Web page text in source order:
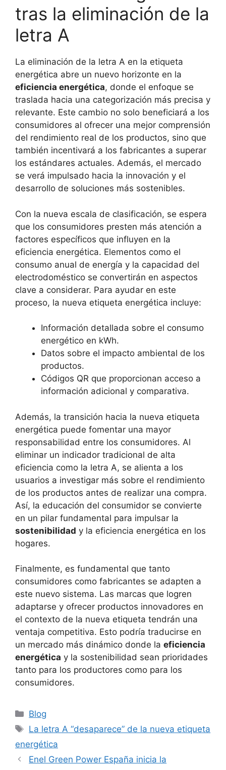
tras la eliminación de la
letra A
La eliminación de la letra A en la etiqueta
energética abre un nuevo horizonte en la
eficiencia energética, donde el enfoque se
traslada hacia una categorización más precisa y
relevante. Este cambio no solo beneficiará a los
consumidores al ofrecer una mejor comprensión
del rendimiento real de los productos, sino que
también incentivará a los fabricantes a superar
los estándares actuales. Además, el mercado
se verá impulsado hacia la innovación y el
desarrollo de soluciones más sostenibles.
Con la nueva escala de clasificación, se espera
que los consumidores presten más atención a
factores específicos que influyen en la
eficiencia energética. Elementos como el
consumo anual de energía y la capacidad del
electrodoméstico se convertirán en aspectos
clave a considerar. Para ayudar en este
proceso, la nueva etiqueta energética incluye:
Información detallada sobre el consumo
energético en kWh.
Datos sobre el impacto ambiental de los
productos.
Códigos QR que proporcionan acceso a
información adicional y comparativa.
Además, la transición hacia la nueva etiqueta
energética puede fomentar una mayor
responsabilidad entre los consumidores. Al
eliminar un indicador tradicional de alta
eficiencia como la letra A, se alienta a los
usuarios a investigar más sobre el rendimiento
de los productos antes de realizar una compra.
Así, la educación del consumidor se convierte
en un pilar fundamental para impulsar la
sostenibilidad y la eficiencia energética en los
hogares.
Finalmente, es fundamental que tanto
consumidores como fabricantes se adapten a
este nuevo sistema. Las marcas que logren
adaptarse y ofrecer productos innovadores en
el contexto de la nueva etiqueta tendrán una
ventaja competitiva. Esto podría traducirse en
un mercado más dinámico donde la eficiencia
energética y la sostenibilidad sean prioridades
tanto para los productores como para los
consumidores.
Categorías
Blog
Etiquetas
La letra A “desaparece” de la nueva etiqueta
energética
Enel Green Power España inicia la